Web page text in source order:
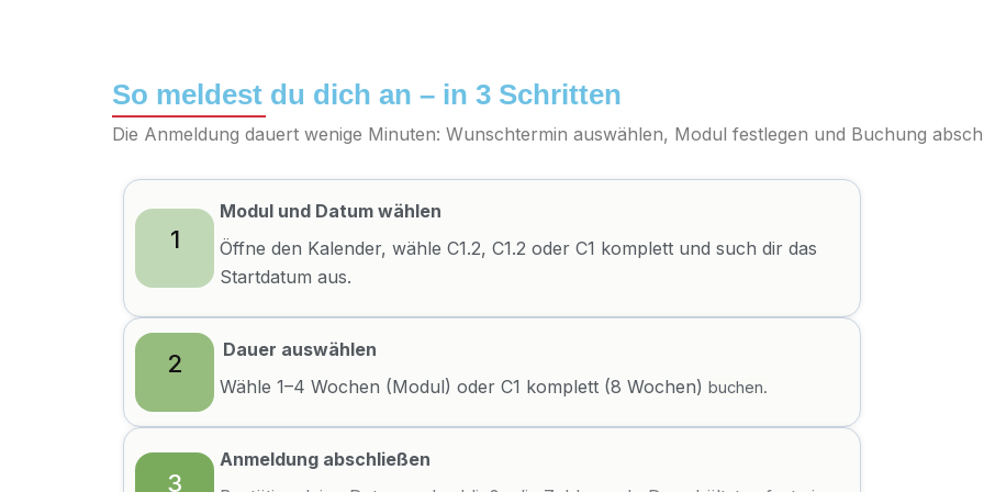
So meldest du dich an – in 3 Schritten
Die Anmeldung dauert wenige Minuten: Wunschtermin auswählen, Modul festlegen und Buchung
1
Modul und Datum wählen
Öffne den Kalender, wähle C1.2, C1.2 oder C1 komplett und such dir das
Startdatum aus.
2
Dauer auswählen
Wähle 1–4 Wochen (Modul) oder C1 komplett (8 Wochen) buchen.
3
Anmeldung abschließen